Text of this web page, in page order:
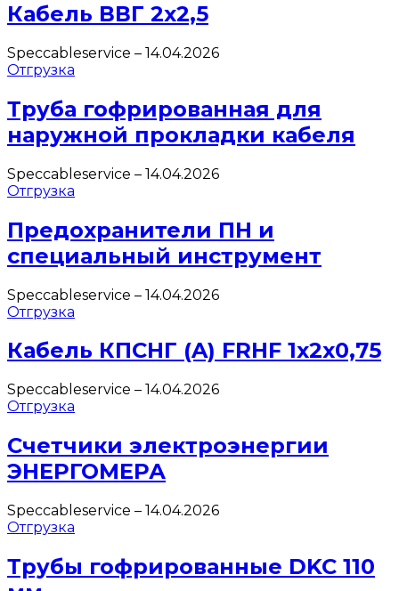
Кабель ВВГ 2х2,5
Speccableservice – 14.04.2026
Отгрузка
Труба гофрированная для
наружной прокладки кабеля
Speccableservice – 14.04.2026
Отгрузка
Предохранители ПН и
специальный инструмент
Speccableservice – 14.04.2026
Отгрузка
Кабель КПСНГ (A) FRHF 1х2х0,75
Speccableservice – 14.04.2026
Отгрузка
Счетчики электроэнергии
ЭНЕРГОМЕРА
Speccableservice – 14.04.2026
Отгрузка
Трубы гофрированные DKC 110